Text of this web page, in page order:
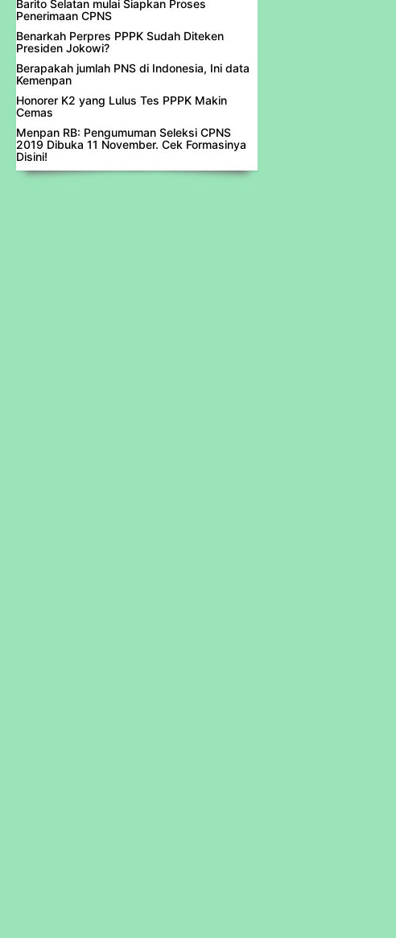
Barito Selatan mulai Siapkan Proses
Penerimaan CPNS
Benarkah Perpres PPPK Sudah Diteken
Presiden Jokowi?
Berapakah jumlah PNS di Indonesia, Ini data
Kemenpan
Honorer K2 yang Lulus Tes PPPK Makin
Cemas
Menpan RB: Pengumuman Seleksi CPNS
2019 Dibuka 11 November. Cek Formasinya
Disini!